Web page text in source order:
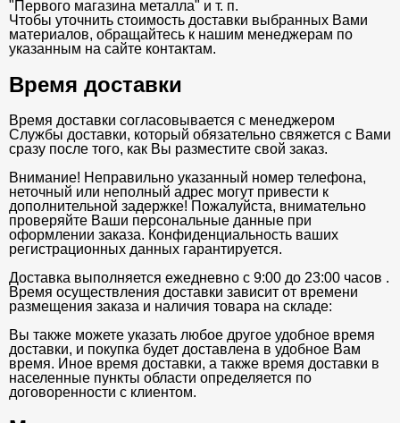
"Первого магазина металла" и т. п.
Чтобы уточнить стоимость доставки выбранных Вами
материалов, обращайтесь к нашим менеджерам по
указанным на сайте контактам.
Время доставки
Время доставки согласовывается с менеджером
Службы доставки, который обязательно свяжется с Вами
сразу после того, как Вы разместите свой заказ.
Внимание! Неправильно указанный номер телефона,
неточный или неполный адрес могут привести к
дополнительной задержке! Пожалуйста, внимательно
проверяйте Ваши персональные данные при
оформлении заказа. Конфиденциальность ваших
регистрационных данных гарантируется.
Доставка выполняется ежедневно с 9:00 до 23:00 часов .
Время осуществления доставки зависит от времени
размещения заказа и наличия товара на складе:
Вы также можете указать любое другое удобное время
доставки, и покупка будет доставлена в удобное Вам
время. Иное время доставки, а также время доставки в
населенные пункты области определяется по
договоренности с клиентом.